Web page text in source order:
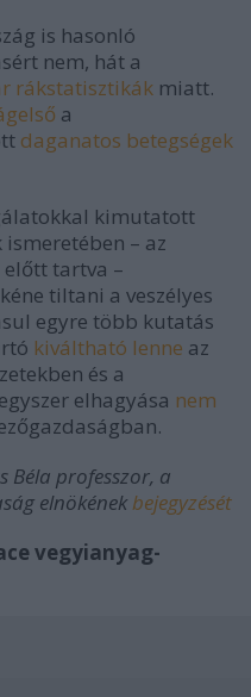
is hasonló
nem, hát a
rákstatisztikák miatt.
a
daganatos betegségek
kimutatott
ismeretében – az
előtt tartva –
tiltani a veszélyes
egyre több kutatás
kiváltható lenne az
és a
elhagyása nem
Béla professzor, a
elnökénekbejegyzését
vegyianyag-